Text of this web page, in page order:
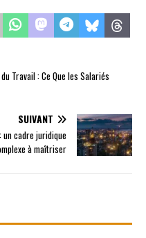
Travail : Ce Que les Salariés
SUIVANT
cadre juridique
à maîtriser